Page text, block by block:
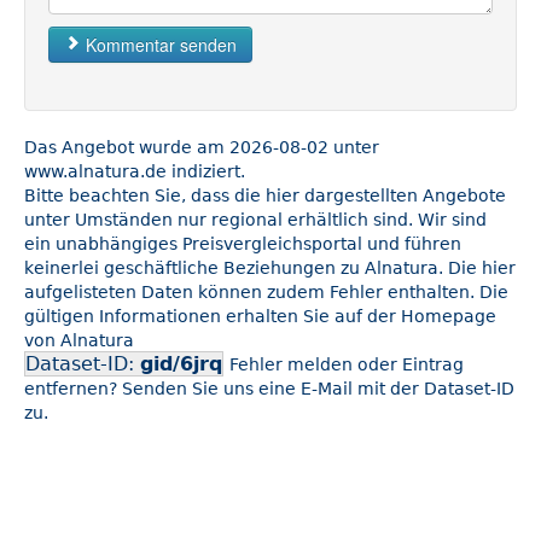
Kommentar senden
Das Angebot wurde am 2026-08-02 unter
www.alnatura.de indiziert.
Bitte beachten Sie, dass die hier dargestellten Angebote
unter Umständen nur regional erhältlich sind. Wir sind
ein unabhängiges Preisvergleichsportal und führen
keinerlei geschäftliche Beziehungen zu Alnatura. Die hier
aufgelisteten Daten können zudem Fehler enthalten. Die
gültigen Informationen erhalten Sie auf der Homepage
von Alnatura
Dataset-ID: gid/6jrq Fehler melden oder Eintrag
entfernen? Senden Sie uns eine E-Mail mit der Dataset-ID
zu.